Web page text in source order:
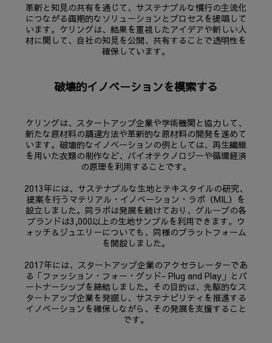
革新と知見の共有を通じて、サステナブルな慣行の主流化
につながる画期的なソリューションとプロセスを提唱して
います。ケリングは、結果を重視したアイデアや新しい人
材に関して、自社の知見を公開、共有することで透明性を
確保しています。
破壊的イノベーションを模索する
ケリングは、スタートアップ企業や学術機関と協力して、
新たな原材料の調達方法や革新的な原材料の開発を進めて
います。破壊的なイノベーションの例としては、再生繊維
を用いた衣類の制作など、バイオテクノロジーや循環経済
の原理を利用することです。
2013年には、サステナブルな生地とテキスタイルの研究、
提案を行うマテリアル・イノベーション・ラボ（MIL）を
設立しました。同ラボは発展を続けており、グループの各
ブランドは3,000以上の生地サンプルを利用できます。ウ
ォッチ＆ジュエリーについても、同様のプラットフォーム
を開設しました。
2017年には、スタートアップ企業のアクセラレーターであ
る「ファッション・フォー・グッド- Plug and Play」とパ
ートナーシップを締結しました。その目的は、先駆的なス
タートアップ企業を発掘し、サステナビリティを推進する
イノベーションを確保しながら、その発展を支援すること
です。